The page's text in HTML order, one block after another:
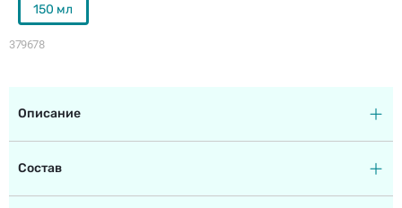
379678
150 мл
Описание
Состав